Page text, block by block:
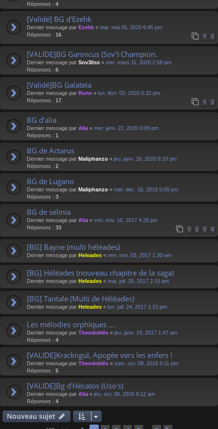
Réponses : 4
[Validé] BG d'Ezehk
Dernier message par Ezehk « mar. mai 05, 2020 6:45 pm
Réponses : 16 1 2
[VALIDE]BG Gannicus (Sov') Champion.
Dernier message par Sov3liss « mer. mars 11, 2020 2:58 pm
Réponses : 6
[Validé]BG Galateia
Dernier message par Rune « lun. févr. 03, 2020 5:32 pm
Réponses : 17 1 2
BG d'alia
Dernier message par Alia « mer. janv. 22, 2020 6:09 pm
Réponses : 1
BG de Actarus
Dernier message par Maliphanzo « jeu. janv. 16, 2020 9:10 pm
Réponses : 2
BG de Lugano
Dernier message par Maliphanzo « mer. déc. 18, 2019 5:09 pm
Réponses : 3
BG de selinia
Dernier message par Alia « ven. nov. 10, 2017 4:25 pm
Réponses : 33 1 2 3 4
[BG] Bayne (multi héléades)
Dernier message par Heleades « ven. nov. 03, 2017 1:30 am
[BG] Héléades (nouveau chapitre de la saga)
Dernier message par Heleades « mar. juil. 25, 2017 2:15 am
[BG] Tantale (Multi de Héléades)
Dernier message par Heleades « lun. juil. 24, 2017 1:23 pm
Les mélodies orphiques ....
Dernier message par Theodoklès « jeu. janv. 19, 2017 1:47 am
Réponses : 4
[VALIDE]Krackngul, Apogée vers les enfers !
Dernier message par Theodoklès « sam. oct. 08, 2016 9:11 pm
Réponses : 5
[VALIDE]Bg d'Hécatos (Uso's)
Dernier message par Alia « jeu. oct. 06, 2016 9:12 am
Réponses : 4
Nouveau sujet